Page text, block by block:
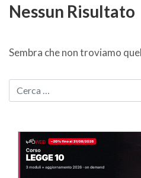
Nessun Risultato
Sembra che non troviamo